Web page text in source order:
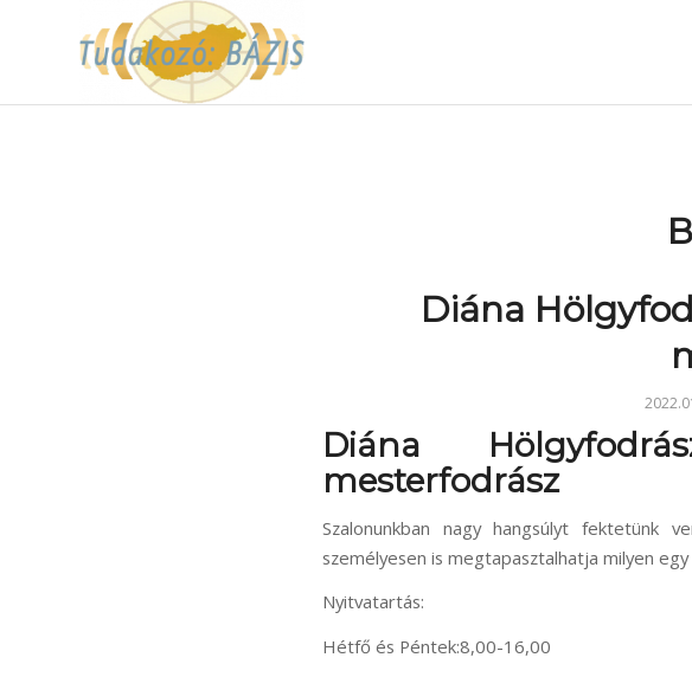
Diána
Diána
mesterfodrász
Szalonunkban nagy hangsúlyt fektetünk
személyesen is megtapasztalhatja milyen
Nyitvatartás:
Hétfő és Péntek:8,00-16,00